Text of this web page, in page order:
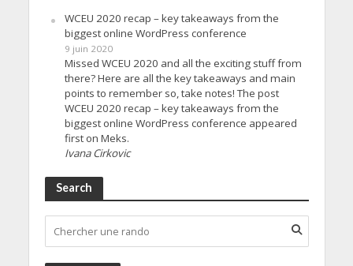
WCEU 2020 recap – key takeaways from the
biggest online WordPress conference
9 juin 2020
Missed WCEU 2020 and all the exciting stuff from
there? Here are all the key takeaways and main
points to remember so, take notes! The post
WCEU 2020 recap – key takeaways from the
biggest online WordPress conference appeared
first on Meks.
Ivana Cirkovic
Search